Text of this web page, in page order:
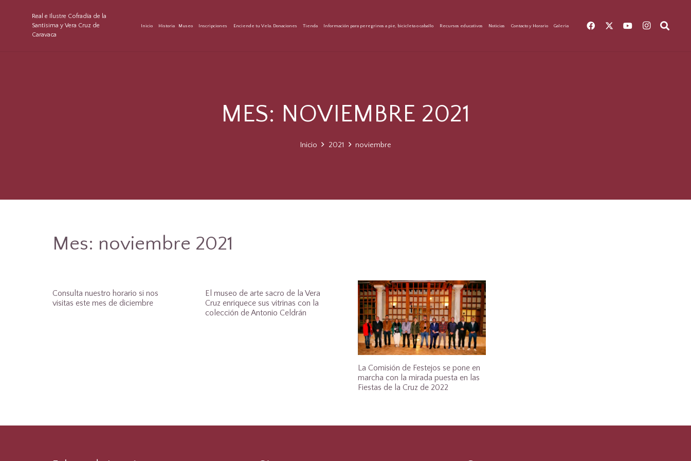
Real e Ilustre Cofradía de la
Santísima y Vera Cruz de
Caravaca
Inicio Historia Museo Inscripciones Enciende tu Vela. Donaciones Tienda Información para peregrinos a pie, bicicleta o caballo Recursos educativos Noticias Contacto y Horario Galeria
MES: NOVIEMBRE 2021
Inicio 2021 noviembre
Mes: noviembre 2021
Consulta nuestro horario si nos
visitas este mes de diciembre
El museo de arte sacro de la Vera
Cruz enriquece sus vitrinas con la
colección de Antonio Celdrán
La Comisión de Festejos se pone en
marcha con la mirada puesta en las
Fiestas de la Cruz de 2022